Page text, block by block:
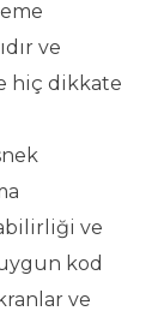
ve
hiç dikkate
ve
kod
ve